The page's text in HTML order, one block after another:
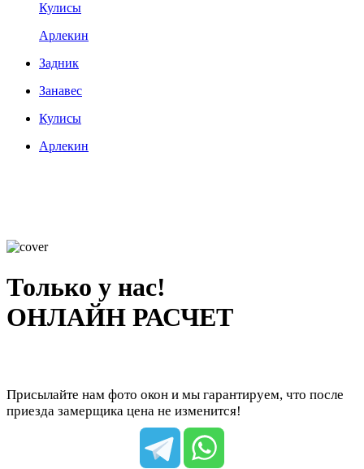
Кулисы
Арлекин
Задник
Занавес
Кулисы
Арлекин
Только у нас!
ОНЛАЙН РАСЧЕТ
Присылайте нам фото окон и мы гарантируем, что после
приезда замерщика цена не изменится!